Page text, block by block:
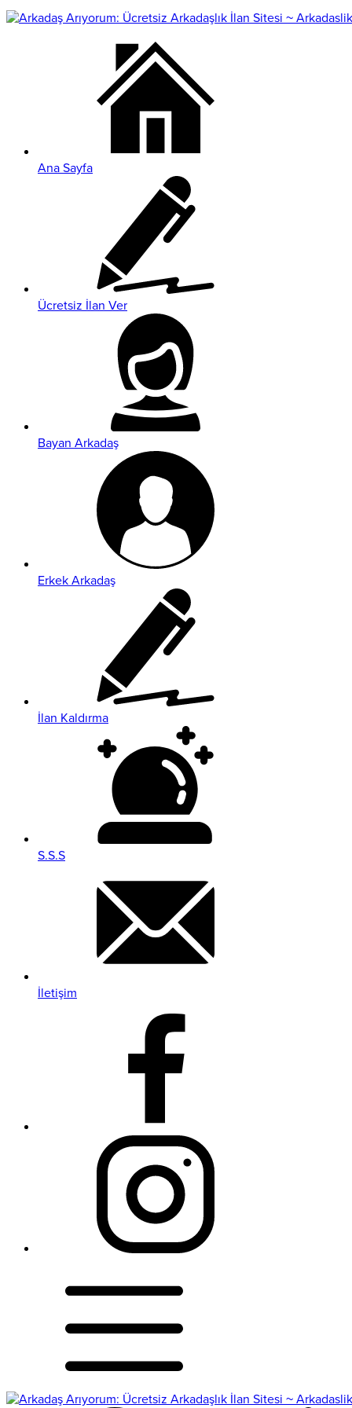
Ana Sayfa
Ücretsiz İlan Ver
Bayan Arkadaş
Erkek Arkadaş
İlan Kaldırma
S.S.S
İletişim